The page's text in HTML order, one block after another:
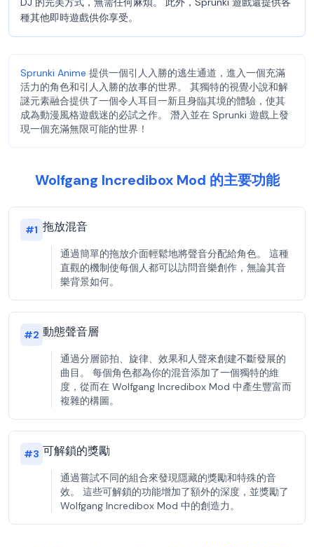
種其他即時遊戲供你享受。
Sprunki Anime 提供一個引人入勝的逃生通道，進入一個充滿
活力的角色和引人入勝的故事的世界。 其獨特的視覺小說和解
謎元素融合提供了一個令人耳目一新且身臨其境的體驗，使其
成為動漫風格遊戲迷的必試之作。 潛入並在 Sprunki 遊戲上發
現一個充滿無限可能的世界！
Wolfgang Incredibox Mod 的主要功能
#1 拖放混音
通過簡單的拖放介面輕鬆地將聲音分配給角色。 這種
直觀的機制使每個人都可以訪問音樂創作，無論其音
樂背景如何。
#2 動態聲音層
通過分層節拍、旋律、效果和人聲來創建不斷發展的
曲目。 每個角色都為你的混音添加了一個獨特的維
度，從而在 Wolfgang Incredibox Mod 中產生豐富而
複雜的構圖。
#3 可解鎖的獎勵
通過嘗試不同的組合來發現隱藏的獎勵和特殊的音
效。 這些可解鎖的功能增加了額外的深度，並獎勵了
Wolfgang Incredibox Mod 中的創造力。